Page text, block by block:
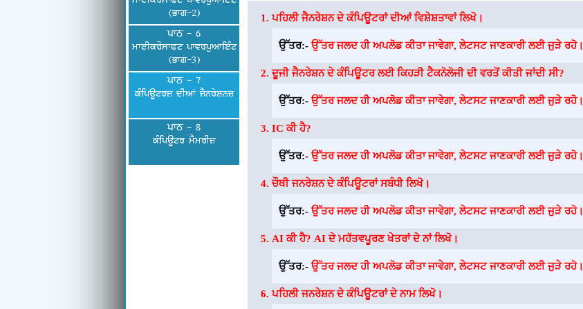
(Bwg-2)
ਪਾਠ - 6
mweIkroswPt pwvrpuAwieMt
(Bwg-3)
ਪਾਠ - 7
kMipaUtrz dIAW jYnrySnz
ਪਾਠ - 8
kMipaUtr mYmrIz
ਪਹਿਲੀ ਜੈਨਰੇਸ਼ਨ ਦੇ ਕੰਪਿਊਟਰਾਂ ਦੀਆਂ ਵਿਸ਼ੇਸ਼ਤਾਵਾਂ ਲਿਖੋ।
ਉੱਤਰ:-ਉੱਤਰ ਜਲਦ ਹੀ ਅਪਲੋਡ ਕੀਤਾ ਜਾਵੇਗਾ, ਲੇਟਸਟ ਜਾਣਕਾਰੀ ਲਈ ਜੁੜੇ ਰਹੋ।
ਦੂਜੀ ਜੈਨਰੇਸ਼ਨ ਦੇ ਕੰਪਿਊਟਰ ਲਈ ਕਿਹੜੀ ਟੈਕਨੋਲੋਜੀ ਦੀ ਵਰਤੋਂ ਕੀਤੀ ਜਾਂਦੀ ਸੀ?
ਉੱਤਰ:-ਉੱਤਰ ਜਲਦ ਹੀ ਅਪਲੋਡ ਕੀਤਾ ਜਾਵੇਗਾ, ਲੇਟਸਟ ਜਾਣਕਾਰੀ ਲਈ ਜੁੜੇ ਰਹੋ।
IC ਕੀ ਹੈ?
ਉੱਤਰ:-ਉੱਤਰ ਜਲਦ ਹੀ ਅਪਲੋਡ ਕੀਤਾ ਜਾਵੇਗਾ, ਲੇਟਸਟ ਜਾਣਕਾਰੀ ਲਈ ਜੁੜੇ ਰਹੋ।
ਚੌਥੀ ਜਨਰੇਸ਼ਨ ਦੇ ਕੰਪਿਊਟਰਾਂ ਸਬੰਧੀ ਲਿਖੋ।
ਉੱਤਰ:-ਉੱਤਰ ਜਲਦ ਹੀ ਅਪਲੋਡ ਕੀਤਾ ਜਾਵੇਗਾ, ਲੇਟਸਟ ਜਾਣਕਾਰੀ ਲਈ ਜੁੜੇ ਰਹੋ।
AI ਕੀ ਹੈ? AI ਦੇ ਮਹੱਤਵਪੂਰਣ ਖੇਤਰਾਂ ਦੇ ਨਾਂ ਲਿਖੋ।
ਉੱਤਰ:-ਉੱਤਰ ਜਲਦ ਹੀ ਅਪਲੋਡ ਕੀਤਾ ਜਾਵੇਗਾ, ਲੇਟਸਟ ਜਾਣਕਾਰੀ ਲਈ ਜੁੜੇ ਰਹੋ।
ਪਹਿਲੀ ਜਨਰੇਸ਼ਨ ਦੇ ਕੰਪਿਊਟਰਾਂ ਦੇ ਨਾਮ ਲਿਖੋ।